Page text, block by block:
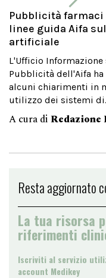
Pubblicità
linee guida Aifa
artificiale
L'Ufficio
Pubblicità dell'Aifa
alcuni chiarimenti in
utilizzo dei sistemi
A cura di Redazione
Resta aggiornato
La tua risorsa
riferimenti
Iscriviti al servizio
account Medikey